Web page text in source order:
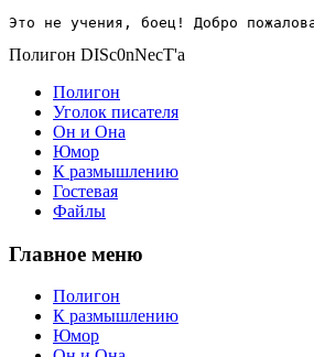
Это не учения, боец! Добро
Полигон DISc0nNecT'a
Полигон
Уголок писателя
Он и Она
Юмор
К размышлению
Гостевая
Файлы
Главное меню
Полигон
К размышлению
Юмор